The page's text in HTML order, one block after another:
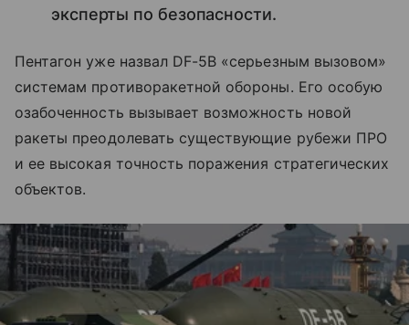
эксперты по безопасности.
Пентагон уже назвал DF-5B «серьезным вызовом»
системам противоракетной обороны. Его особую
озабоченность вызывает возможность новой
ракеты преодолевать существующие рубежи ПРО
и ее высокая точность поражения стратегических
объектов.